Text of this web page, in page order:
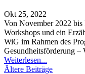
Okt 25, 2022
Von November 2022 bis
Workshops und ein
WiG im Rahmen des
Gesundheitsförderung
Weiterlesen...
Ältere Beiträge